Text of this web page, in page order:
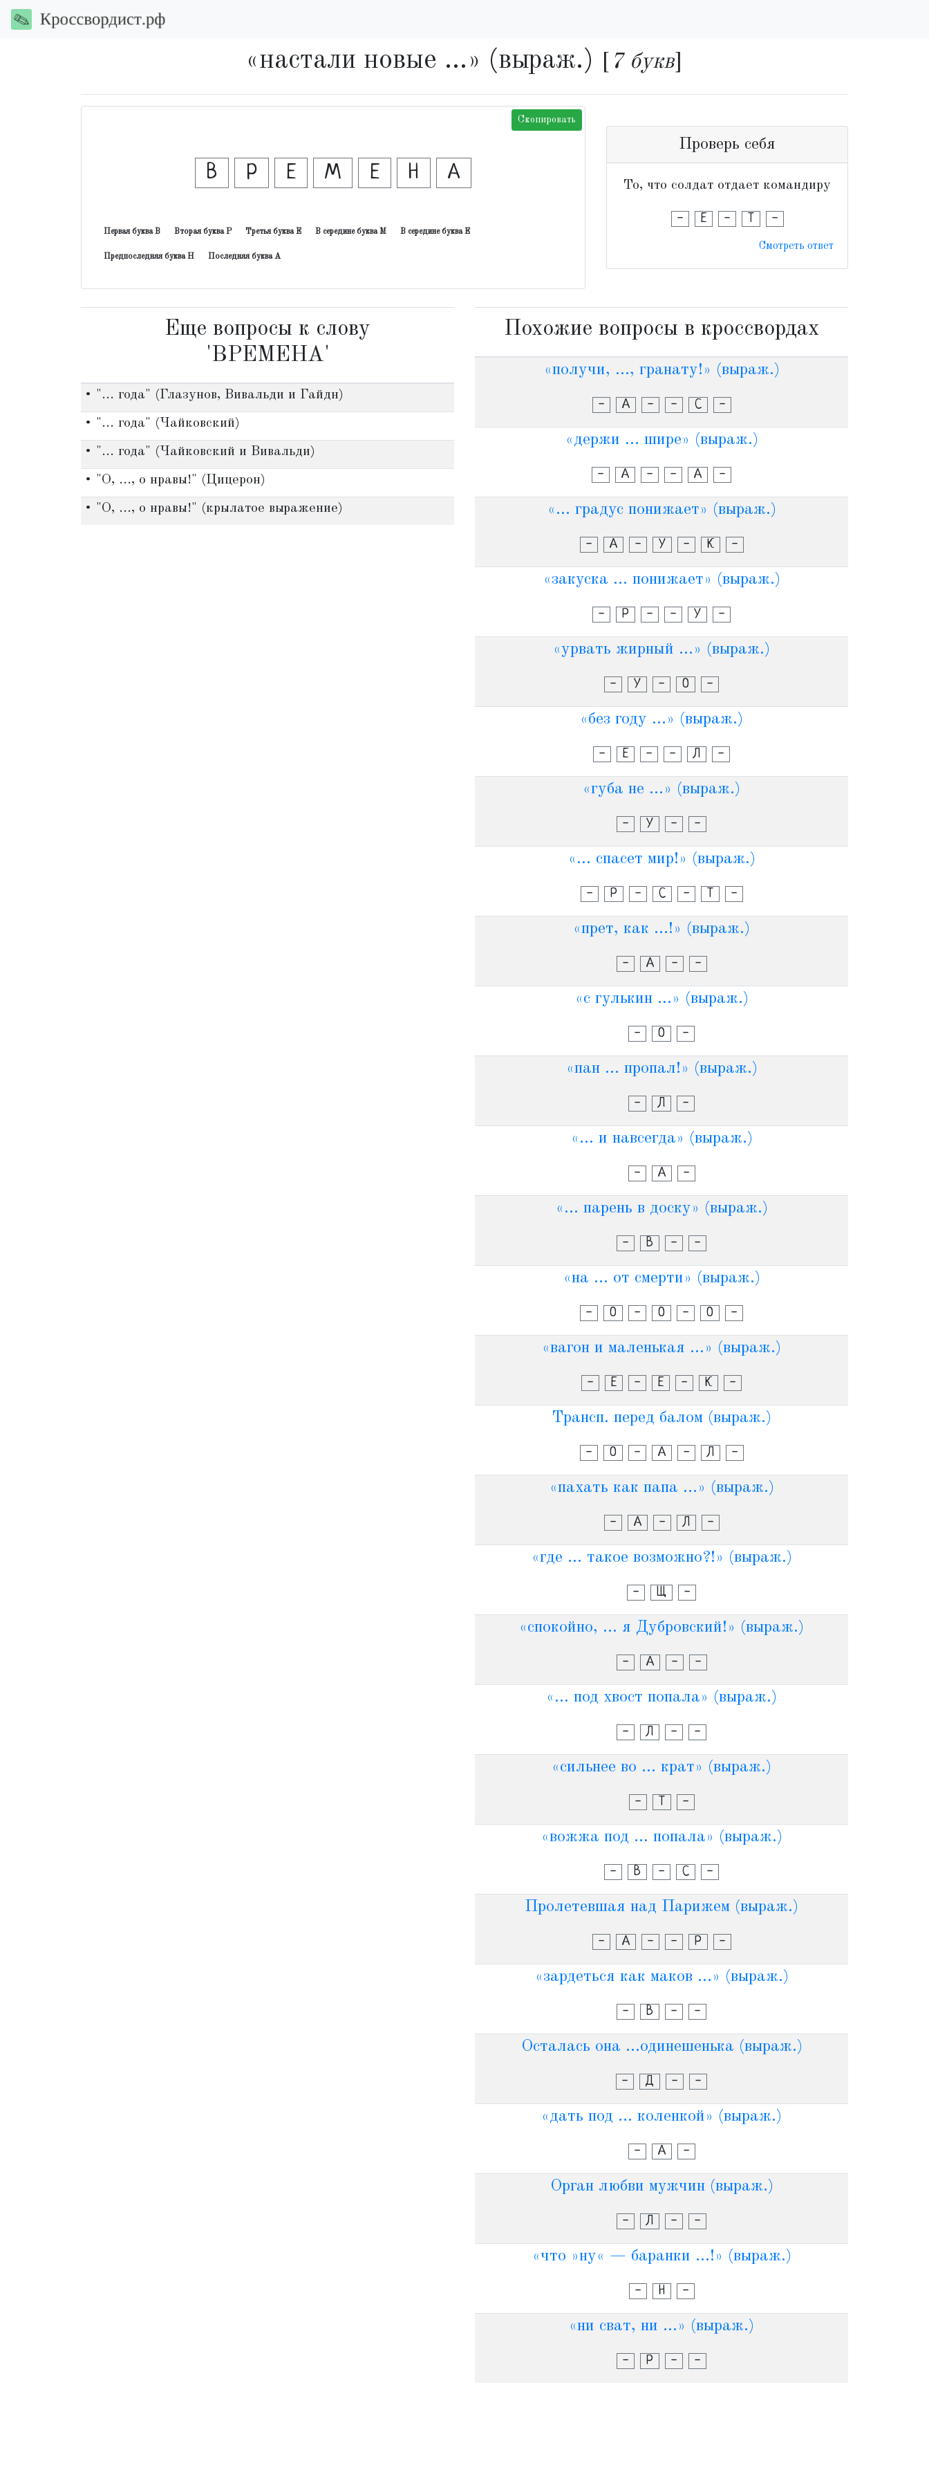
«настали новые ...» (выраж.) 7 букв]
Скопировать
В Р Е М Е Н А
Первая буква В Вторая буква Р Третья буква Е В середине буква М В середине буква Е
Предпоследняя буква Н Последняя буква А
Проверь себя
То, что солдат отдает командиру
- Е - Т -
Смотреть ответ
Еще вопросы к слову
'ВРЕМЕНА'
• "... года" (Глазунов, Вивальди и Гайдн)
• "... года" (Чайковский)
• "... года" (Чайковский и Вивальди)
• "О, ..., о нравы!" (Цицерон)
• "О, ..., о нравы!" (крылатое выражение)
Похожие вопросы в кроссвордах
«получи, ..., гранату!» (выраж.)
- А - - С -
«держи ... шире» (выраж.)
- А - - А -
«... градус понижает» (выраж.)
- А - У - К -
«закуска ... понижает» (выраж.)
- Р - - У -
«урвать жирный ...» (выраж.)
- У - О -
«без году ...» (выраж.)
- Е - - Л -
«губа не ...» (выраж.)
- У - -
«... спасет мир!» (выраж.)
- Р - С - Т -
«прет, как ...!» (выраж.)
- А - -
«с гулькин ...» (выраж.)
- О -
«пан ... пропал!» (выраж.)
- Л -
«... и навсегда» (выраж.)
- А -
«... парень в доску» (выраж.)
- В - -
«на ... от смерти» (выраж.)
- О - О - О -
«вагон и маленькая ...» (выраж.)
- Е - Е - К -
Трансп. перед балом (выраж.)
- О - А - Л -
«пахать как папа ...» (выраж.)
- А - Л -
«где ... такое возможно?!» (выраж.)
- Щ -
«спокойно, ... я Дубровский!» (выраж.)
- А - -
«... под хвост попала» (выраж.)
- Л - -
«сильнее во ... крат» (выраж.)
- Т -
«вожжа под ... попала» (выраж.)
- В - С -
Пролетевшая над Парижем (выраж.)
- А - - Р -
«зардеться как маков ...» (выраж.)
- В - -
Осталась она ...одинешенька (выраж.)
- Д - -
«дать под ... коленкой» (выраж.)
- А -
Орган любви мужчин (выраж.)
- Л - -
«что »ну« — баранки ...!» (выраж.)
- Н -
«ни сват, ни ...» (выраж.)
- Р - -